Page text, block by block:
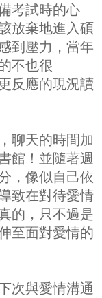
考試時的心
放棄地進入碩
到壓力，當年
不也很
反應的現況讀
聊天的時間加
館！並隨著週
，像似自己依
致在對待愛情
的，只不過是
至面對愛情的
次與愛情溝通